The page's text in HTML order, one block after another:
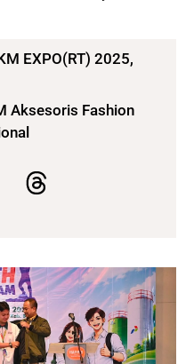
EXPO(RT) 2025,
Aksesoris Fashion